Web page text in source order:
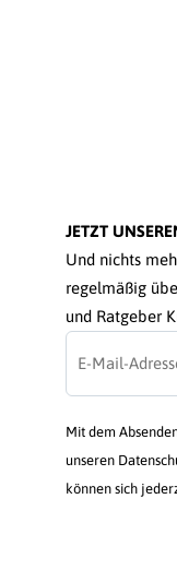
JETZT
Und nichts
regelmäßig
und Ratgeber
Mit dem
unseren
können sich